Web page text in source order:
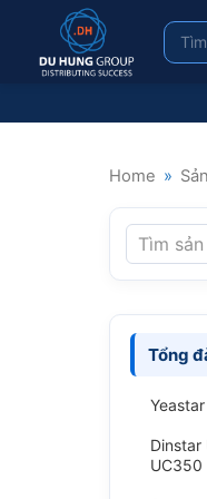
Home »
Tổng
Dinstar
UC350